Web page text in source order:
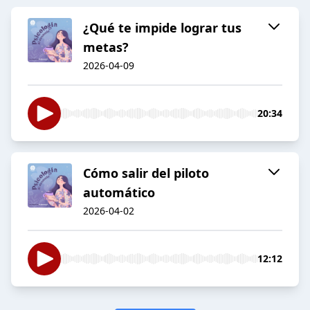
¿Qué te impide lograr tus
metas?
2026-04-09
20:34
Cómo salir del piloto
automático
2026-04-02
12:12